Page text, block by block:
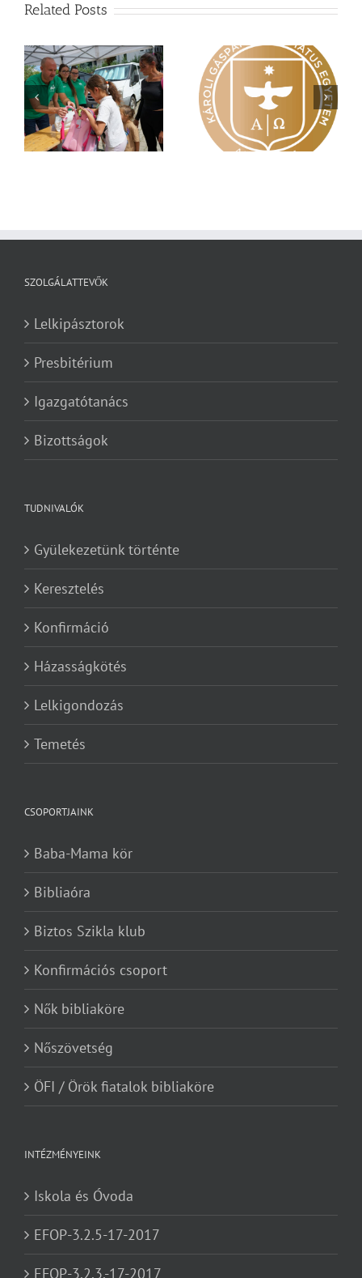
Related Posts
Nagy érdeklődés övezi
a Károli képzéseit
Vasárnapi üzenet –
Zsoltárok 149
SZOLGÁLATTEVŐK
Lelkipásztorok
Presbitérium
Igazgatótanács
Bizottságok
TUDNIVALÓK
Gyülekezetünk történte
Keresztelés
Konfirmáció
Házasságkötés
Lelkigondozás
Temetés
CSOPORTJAINK
Baba-Mama kör
Bibliaóra
Biztos Szikla klub
Konfirmációs csoport
Nők bibliaköre
Nőszövetség
ÖFI / Örök fiatalok bibliaköre
INTÉZMÉNYEINK
Iskola és Óvoda
EFOP-3.2.5-17-2017
EFOP-3.2.3.-17-2017